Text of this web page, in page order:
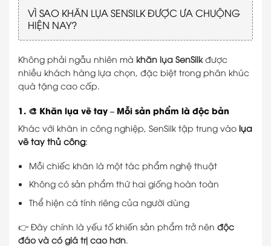
VÌ SAO KHĂN LỤA SENSILK ĐƯỢC ƯA CHUỘNG
HIỆN NAY?
Không phải ngẫu nhiên mà khăn lụa SenSilkđược
nhiều khách hàng lựa chọn, đặc biệt trong phân khúc
quà tặng cao cấp.
1. 🎨 Khăn lụa vẽ tay – Mỗi sản phẩm là độc bản
Khác với khăn in công nghiệp, SenSilk tập trung vào lụa
vẽ tay thủ công:
Mỗi chiếc khăn là một tác phẩm nghệ thuật
Không có sản phẩm thứ hai giống hoàn toàn
Thể hiện cá tính riêng của người dùng
👉 Đây chính là yếu tố khiến sản phẩm trở nên độc
đáo và có giá trị cao hơn